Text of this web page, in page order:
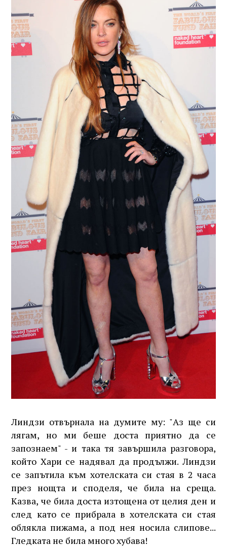
Линдзи отвърнала на думите му: "Аз ще си
лягам, но ми беше доста приятно да се
запознаем" - и така тя завършила разговора,
който Хари се надявал да продължи. Линдзи
се запътила към хотелската си стая в 2 часа
през нощта и споделя, че била на среща.
Казва, че била доста изтощена от целия ден и
след като се прибрала в хотелската си стая
облякла пижама, а под нея носила слипове...
Гледката не била много хубава!